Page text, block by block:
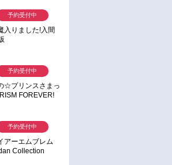
入りました!入間
予約受付中
☆プリンスさまっ
FOREVER!
予約受付中
アーエムブレム
Collection
予約受付中